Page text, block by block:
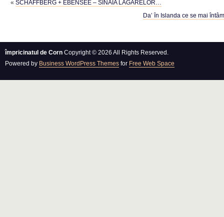
«SCHAFFBERG + EBENSEE – SINAIA LAGĂRELOR…
Da’ în Islanda ce se mai
împricinatul de Corn Copyright © 2026 All Rights Reserved.
Powered by Business WordPress Themes for Free Web Space